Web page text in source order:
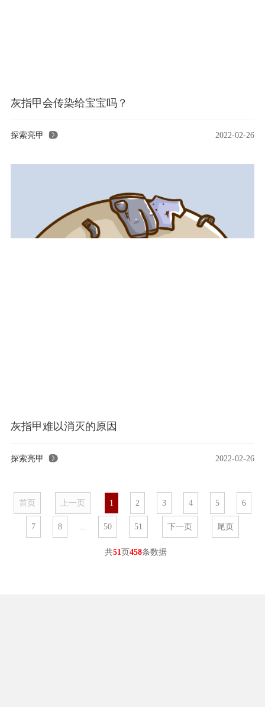
灰指甲会传染给宝宝吗？
探索亮甲 2022-02-26
灰指甲难以消灭的原因
探索亮甲 2022-02-26
首页 上一页 1 2 3 4 5 6
7 8 50 51 下一页 尾页
共51 页 458条数据